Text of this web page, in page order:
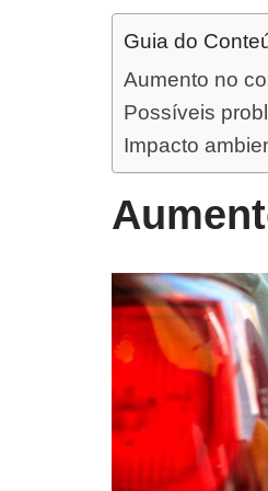
Guia do
Aumento no
Possíveis
Impacto